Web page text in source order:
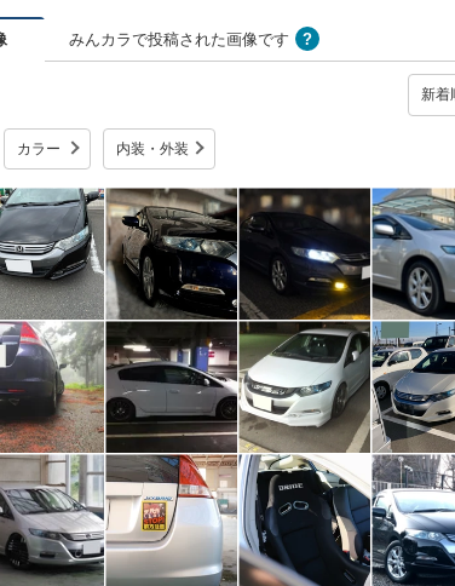
みんカラで投稿された画像です
カラー 内装・外装